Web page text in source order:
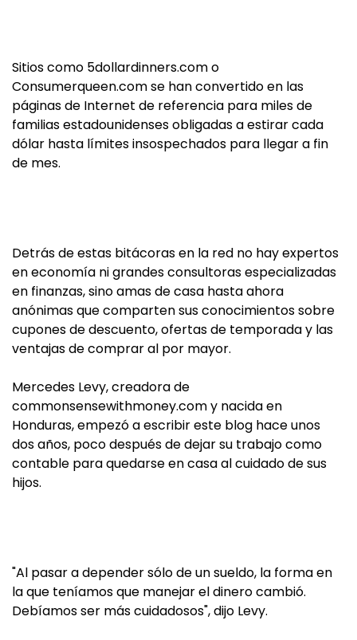
Sitios como 5dollardinners.com o
Consumerqueen.com se han convertido en las
páginas de Internet de referencia para miles de
familias estadounidenses obligadas a estirar cada
dólar hasta límites insospechados para llegar a fin
de mes.
Detrás de estas bitácoras en la red no hay expertos
en economía ni grandes consultoras especializadas
en finanzas, sino amas de casa hasta ahora
anónimas que comparten sus conocimientos sobre
cupones de descuento, ofertas de temporada y las
ventajas de comprar al por mayor.
Mercedes Levy, creadora de
commonsensewithmoney.com y nacida en
Honduras, empezó a escribir este blog hace unos
dos años, poco después de dejar su trabajo como
contable para quedarse en casa al cuidado de sus
hijos.
"Al pasar a depender sólo de un sueldo, la forma en
la que teníamos que manejar el dinero cambió.
Debíamos ser más cuidadosos", dijo Levy.